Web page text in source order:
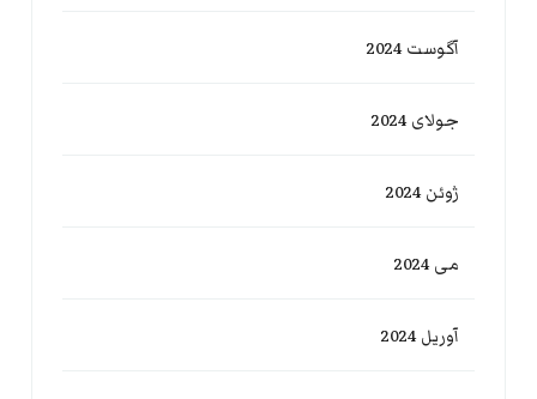
آگوست 2024
جولای 2024
ژوئن 2024
می 2024
آوریل 2024